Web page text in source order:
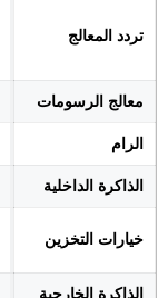
تردد المعالج
معالج الرسومات
الرام
الذاكرة الداخلية
خيارات التخزين
الذاكرة الخارجية